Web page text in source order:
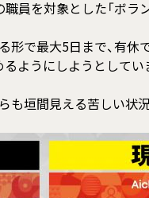
員を対象とした「ボラ
で最大5日まで、有休
ようにしようとしてい
も垣間見える苦しい状況